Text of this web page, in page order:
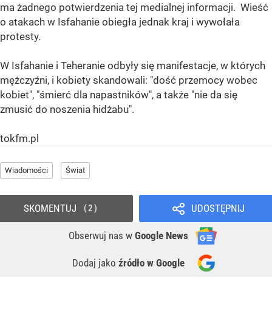
ma żadnego potwierdzenia tej medialnej informacji. Wieść
o atakach w Isfahanie obiegła jednak kraj i wywołała
protesty.
W Isfahanie i Teheranie odbyły się manifestacje, w których
mężczyźni, i kobiety skandowali: "dość przemocy wobec
kobiet", "śmierć dla napastników", a także "nie da się
zmusić do noszenia hidżabu".
tokfm.pl
Wiadomości Świat
UDOSTĘPNIJ
Obserwuj nas w Google News
Dodaj jako źródło w Google
SKOMENTUJ 2